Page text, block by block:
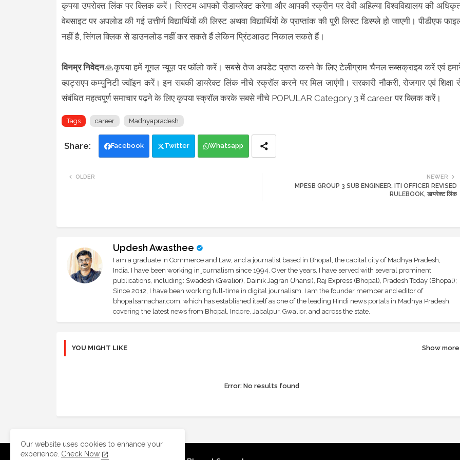
कृपया उपरोक्त लिंक पर क्लिक करें। सिस्टम आपको रीडायरेक्ट करेगा और आपकी स्क्रीन पर देवी अहिल्या विश्वविद्यालय की
वेबसाइट पर अपलोड की गई उत्तीर्ण विद्यार्थियों की लिस्ट अथवा विद्यार्थियों के प्राप्तांक की पूरी लिस्ट डिस्प्ले हो जाएगी। पीडीएफ
नहीं है, सिंगल क्लिक से डाउनलोड नहीं कर सकते हैं लेकिन प्रिंटआउट निकाल सकते हैं।
विनम्र निवेदन🙏कृपया हमें गूगल न्यूज़ पर फॉलो करें। सबसे तेज अपडेट प्राप्त करने के लिए टेलीग्राम चैनल सब्सक्राइब करें एवं
व्हाट्सएप कम्युनिटी ज्वॉइन करें। इन सबकी डायरेक्ट लिंक नीचे स्क्रॉल करने पर मिल जाएंगी। सरकारी नौकरी, रोजगार एवं शिक्षा
संबंधित महत्वपूर्ण समाचार पढ़ने के लिए कृपया स्क्रॉल करके सबसे नीचे POPULAR Category 3 में career पर क्लिक करें।
Tags career Madhyapradesh
Facebook Twitter Whatsapp
NEWER
MPESB GROUP 3 SUB ENGINEER, ITI OFFICER REVISED
RULEBOOK, डायरेक्ट लिंक
OLDER
Updesh Awasthee
I am a graduate in Commerce and Law, and a journalist based in Bhopal, the capital city of Madhya Pradesh,
India. I have been working in journalism since 1994. Over the years, I have served with several prominent
publications, including: Swadesh (Gwalior), Dainik Jagran (Jhansi), Raj Express (Bhopal), Pradesh Today (Bhopal);
Since 2012, I have been working full-time in digital journalism. I am the founder member and editor of
bhopalsamachar.com, which has established itself as one of the leading Hindi news portals in Madhya Pradesh,
covering the latest news from Bhopal, Indore, Jabalpur, Gwalior, and across the state.
YOU MIGHT LIKE Show more
Error:No results found
Our website uses cookies to enhance your
experience. Check Now